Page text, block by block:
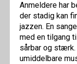
Anmeldere har
der stadig kan
jazzen. En
med en tilgang
sårbar og
umiddelbare